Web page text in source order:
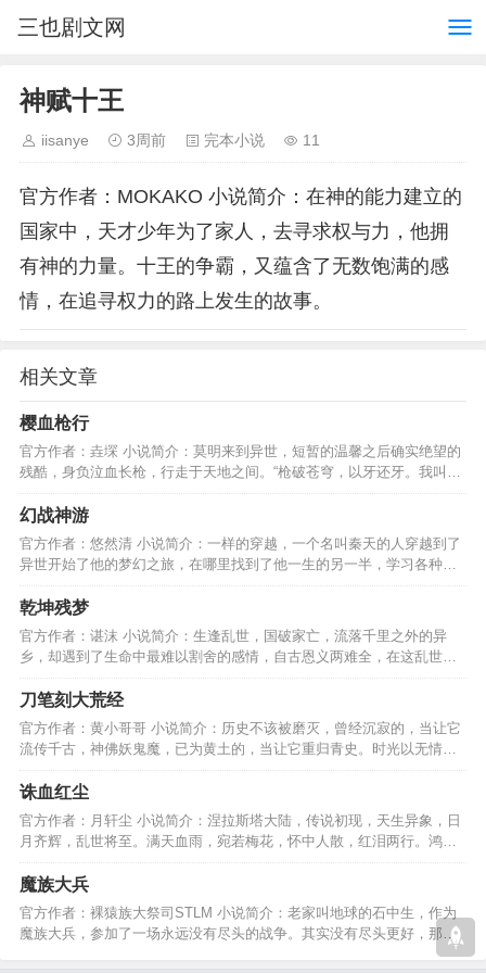
三也剧文网
神赋十王
iisanye 3周前 完本小说 11
官方作者：MOKAKO 小说简介：在神的能力建立的
国家中，天才少年为了家人，去寻求权与力，他拥
有神的力量。十王的争霸，又蕴含了无数饱满的感
情，在追寻权力的路上发生的故事。
相关文章
樱血枪行
官方作者：垚堔 小说简介：莫明来到异世，短暂的温馨之后确实绝望的
残酷，身负泣血长枪，行走于天地之间。“枪破苍穹，以牙还牙。我叫林
啸，啸咤风云的啸”…
幻战神游
官方作者：悠然清 小说简介：一样的穿越，一个名叫秦天的人穿越到了
异世开始了他的梦幻之旅，在哪里找到了他一生的另一半，学习各种技
能，逍遥游天下！！！…
乾坤残梦
官方作者：谌沫 小说简介：生逢乱世，国破家亡，流落千里之外的异
乡，却遇到了生命中最难以割舍的感情，自古恩义两难全，在这乱世情
仇之间，又该如何选择？…
刀笔刻大荒经
官方作者：黄小哥哥 小说简介：历史不该被磨灭，曾经沉寂的，当让它
流传千古，神佛妖鬼魔，已为黄土的，当让它重归青史。时光以无情教
我，我以刀笔刻大荒经。…
诛血红尘
官方作者：月轩尘 小说简介：涅拉斯塔大陆，传说初现，天生异象，日
月齐辉，乱世将至。满天血雨，宛若梅花，怀中人散，红泪两行。鸿雁
悲鸣。后人一曲红尘花…
魔族大兵
官方作者：裸猿族大祭司STLM 小说简介：老家叫地球的石中生，作为
魔族大兵，参加了一场永远没有尽头的战争。其实没有尽头更好，那样